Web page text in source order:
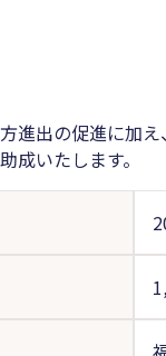
進出の促進に加
成いたします。